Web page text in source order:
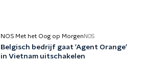
NOS Met het Oog op Morgen NOS
Belgisch bedrijf gaat 'Agent Orange'
in Vietnam uitschakelen